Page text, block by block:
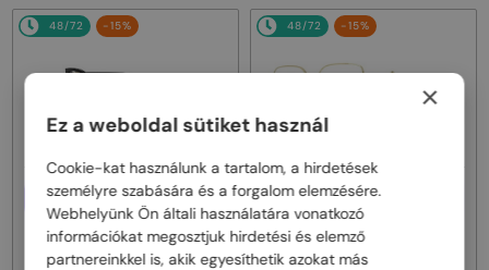
48/72 -15%
EGYFÓKUSZÚ LENCSÉVEL PLUSZ
25 000 FT
Fendi—Optikai keretek
FE50100I - 001 - 53
48/72 -15%
EGYFÓKUSZÚ LENCSÉVEL PLUSZ
25 000 FT
Fendi—Optikai keretek
FE50110F - 030 - 54
×
Ez a weboldal sütiket használ
Cookie-kat használunk a tartalom, a hirdetések
személyre szabására és a forgalom elemzésére.
Webhelyünk Ön általi használatára vonatkozó
információkat megosztjuk hirdetési és elemző
partnereinkkel is, akik egyesíthetik azokat más